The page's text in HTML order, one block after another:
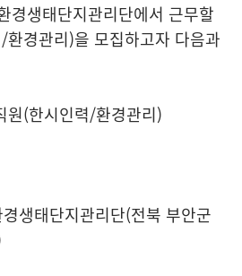
경생태단지관리단에서 근무할
경관리)을 모집하고자 다음과
원(한시인력/환경관리)
생태단지관리단(전북 부안군